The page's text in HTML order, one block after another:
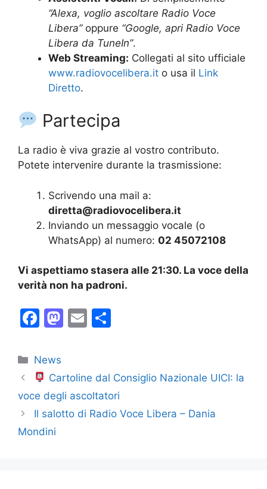
“Alexa, voglio ascoltare Radio Voce
Libera”oppure “Google, apri Radio Voce
Libera da TuneIn”.
Web Streaming: Collegati al sito ufficiale
www.radiovocelibera.it o usa il Link
Diretto.
Partecipa
La radio è viva grazie al vostro contributo.
Potete intervenire durante la trasmissione:
Scrivendo una mail a:
diretta@radiovocelibera.it
Inviando un messaggio vocale (o
WhatsApp) al numero: 02 45072108
Vi aspettiamo stasera alle 21:30. La voce della
verità non ha padroni.
F
c
e
b
o
o
M
o
d
o
E
l
di
vi
di
Categorie
News
Cartoline dal Consiglio Nazionale UICI: la
voce degli ascoltatori
Il salotto di Radio Voce Libera – Dania
Mondini